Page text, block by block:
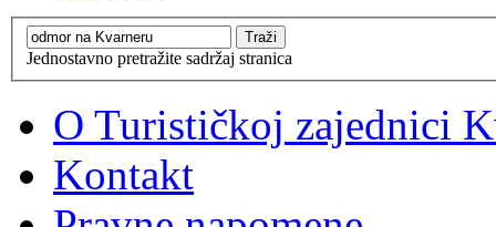
Jednostavno pretražite sadržaj stranica
O Turističkoj zajednici
Kontakt